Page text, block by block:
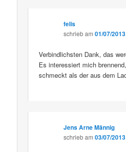
felis
schriebam01/07/
Verbindlichsten Dank, das
Es interessiert mich
schmeckt als der aus dem
Jens Arne Männig
schriebam03/07/